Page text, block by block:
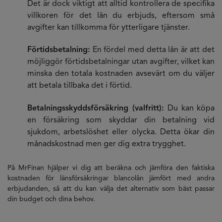
Det är dock viktigt att alltid kontrollera de specifika
villkoren för det lån du erbjuds, eftersom små
avgifter kan tillkomma för ytterligare tjänster.
Förtidsbetalning: En fördel med detta lån är att det
möjliggör förtidsbetalningar utan avgifter, vilket kan
minska den totala kostnaden avsevärt om du väljer
att betala tillbaka det i förtid.
Betalningsskyddsförsäkring (valfritt):
Du kan köpa
en försäkring som skyddar din betalning vid
sjukdom, arbetslöshet eller olycka. Detta ökar din
månadskostnad men ger dig extra trygghet.
På MrFinan hjälper vi dig att beräkna och jämföra den faktiska
kostnaden för länsförsäkringar blancolån jämfört med andra
erbjudanden, så att du kan välja det alternativ som bäst passar
din budget och dina behov.